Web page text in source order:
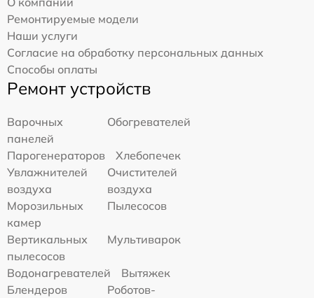
Ремонтируемые модели
Наши услуги
Согласие на обработку персональных данных
Способы оплаты
Ремонт устройств
Варочных
панелей
Обогревателей
Парогенераторов
Хлебопечек
Увлажнителей
воздуха
Очистителей
воздуха
Морозильных
камер
Пылесосов
Вертикальных
пылесосов
Мультиварок
Водонагревателей
Вытяжек
Блендеров
Роботов-